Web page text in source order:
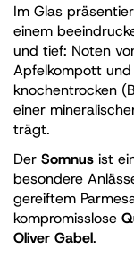
Im Glas
einem
und tief: Noten
Apfelkompott
knochentrocken
einer
trägt.
Der Somnus ist
besondere
gereiftem
kompromisslose
Oliver Gabel.